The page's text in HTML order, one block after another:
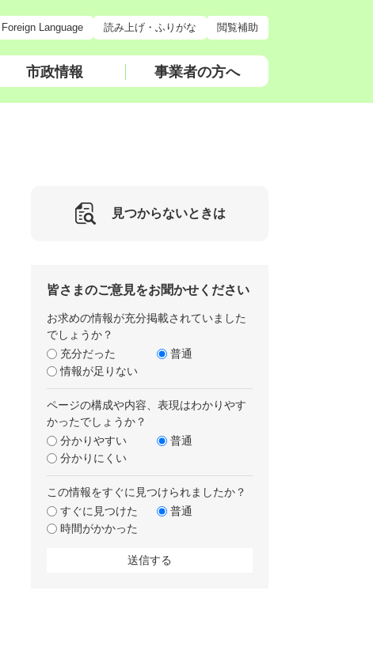
Foreign Language 読み上げ・ふりがな 閲覧補助
市政情報 事業者の方へ
見つからないときは
皆さまのご意見をお聞かせください
お求めの情報が充分掲載されていました
でしょうか？
充分だった
普通
情報が足りない
ページの構成や内容、表現はわかりやす
かったでしょうか？
分かりやすい
普通
分かりにくい
この情報をすぐに見つけられましたか？
すぐに見つけた
普通
時間がかかった